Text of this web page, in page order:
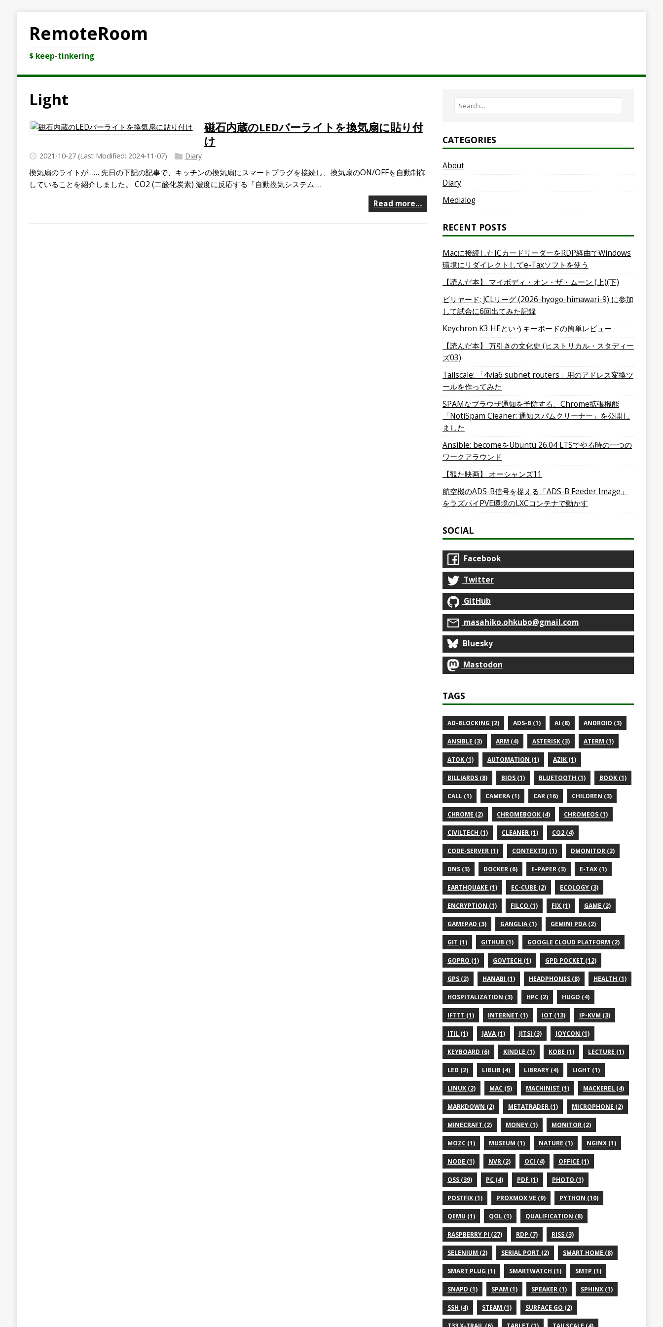
RemoteRoom
$ keep-tinkering
Light
磁石内蔵のLEDバーライトを換気扇に貼り付
け
2021-10-27 (Last Modified: 2024-11-07) Diary
換気扇のライトが…… 先日の下記の記事で、キッチンの換気扇にスマートプラグを接続し、換気扇のON/OFFを自動制御
していることを紹介しました。 CO2 (二酸化炭素) 濃度に反応する「自動換気システム …
Read more…
CATEGORIES
About
Diary
Medialog
RECENT POSTS
Macに接続したICカードリーダーをRDP経由でWindows
環境にリダイレクトしてe-Taxソフトを使う
【読んだ本】 マイボディ・オン・ザ・ムーン (上)(下)
ビリヤード: JCLリーグ (2026-hyogo-himawari-9) に参加
して試合に6回出てみた記録
Keychron K3 HEというキーボードの簡単レビュー
【読んだ本】 万引きの文化史 (ヒストリカル・スタディー
ズ03)
Tailscale: 「4via6 subnet routers」用のアドレス変換ツ
ールを作ってみた
SPAMなブラウザ通知を予防する、Chrome拡張機能
「NotiSpam Cleaner: 通知スパムクリーナー」を公開し
ました
Ansible: becomeをUbuntu 26.04 LTSでやる時の一つの
ワークアラウンド
【観た映画】 オーシャンズ11
航空機のADS-B信号を捉える「ADS-B Feeder Image」
をラズパイPVE環境のLXCコンテナで動かす
SOCIAL
Facebook
Twitter
GitHub
masahiko.ohkubo@gmail.com
Bluesky
Mastodon
TAGS
AD-BLOCKING (2) ADS-B (1) AI (8) ANDROID (3)
ANSIBLE (3) ARM (4) ASTERISK (3) ATERM (1)
ATOK (1) AUTOMATION (1) AZIK (1)
BILLIARDS (8) BIOS (1) BLUETOOTH (1) BOOK (1)
CALL (1) CAMERA (1) CAR (16) CHILDREN (3)
CHROME (2) CHROMEBOOK (4) CHROMEOS (1)
CIVILTECH (1) CLEANER (1) CO2 (4)
CODE-SERVER (1) CONTEXTDJ (1) DMONITOR (2)
DNS (3) DOCKER (6) E-PAPER (3) E-TAX (1)
EARTHQUAKE (1) EC-CUBE (2) ECOLOGY (3)
ENCRYPTION (1) FILCO (1) FIX (1) GAME (2)
GAMEPAD (3) GANGLIA (1) GEMINI PDA (2)
GIT (1) GITHUB (1) GOOGLE CLOUD PLATFORM (2)
GOPRO (1) GOVTECH (1) GPD POCKET (12)
GPS (2) HANABI (1) HEADPHONES (8) HEALTH (1)
HOSPITALIZATION (3) HPC (2) HUGO (4)
IFTTT (1) INTERNET (1) IOT (13) IP-KVM (3)
ITIL (1) JAVA (1) JITSI (3) JOYCON (1)
KEYBOARD (6) KINDLE (1) KOBE (1) LECTURE (1)
LED (2) LIBLIB (4) LIBRARY (4) LIGHT (1)
LINUX (2) MAC (5) MACHINIST (1) MACKEREL (4)
MARKDOWN (2) METATRADER (1) MICROPHONE (2)
MINECRAFT (2) MONEY (1) MONITOR (2)
MOZC (1) MUSEUM (1) NATURE (1) NGINX (1)
NODE (1) NVR (2) OCI (4) OFFICE (1)
OSS (39) PC (4) PDF (1) PHOTO (1)
POSTFIX (1) PROXMOX VE (9) PYTHON (10)
QEMU (1) QOL (1) QUALIFICATION (8)
RASPBERRY PI (27) RDP (7) RISS (3)
SELENIUM (2) SERIAL PORT (2) SMART HOME (8)
SMART PLUG (1) SMARTWATCH (1) SMTP (1)
SNAPD (1) SPAM (1) SPEAKER (1) SPHINX (1)
SSH (4) STEAM (1) SURFACE GO (2)